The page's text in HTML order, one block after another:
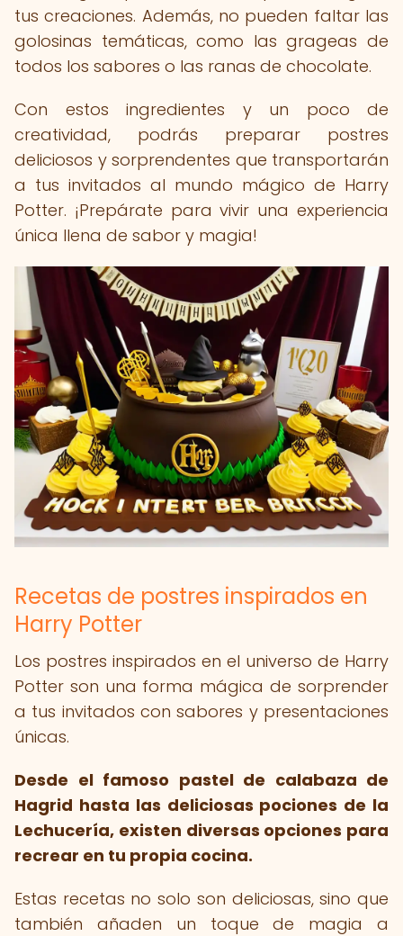
tus creaciones. Además, no pueden faltar las
golosinas temáticas, como las grageas de
todos los sabores o las ranas de chocolate.
Con estos ingredientes y un poco de
creatividad, podrás preparar postres
deliciosos y sorprendentes que transportarán
a tus invitados al mundo mágico de Harry
Potter. ¡Prepárate para vivir una experiencia
única llena de sabor y magia!
Recetas de postres inspirados en
Harry Potter
Los postres inspirados en el universo de Harry
Potter son una forma mágica de sorprender
a tus invitados con sabores y presentaciones
únicas.
Desde el famoso pastel de calabaza de
Hagrid hasta las deliciosas pociones de la
Lechucería, existen diversas opciones para
recrear en tu propia cocina.
Estas recetas no solo son deliciosas, sino que
también añaden un toque de magia a